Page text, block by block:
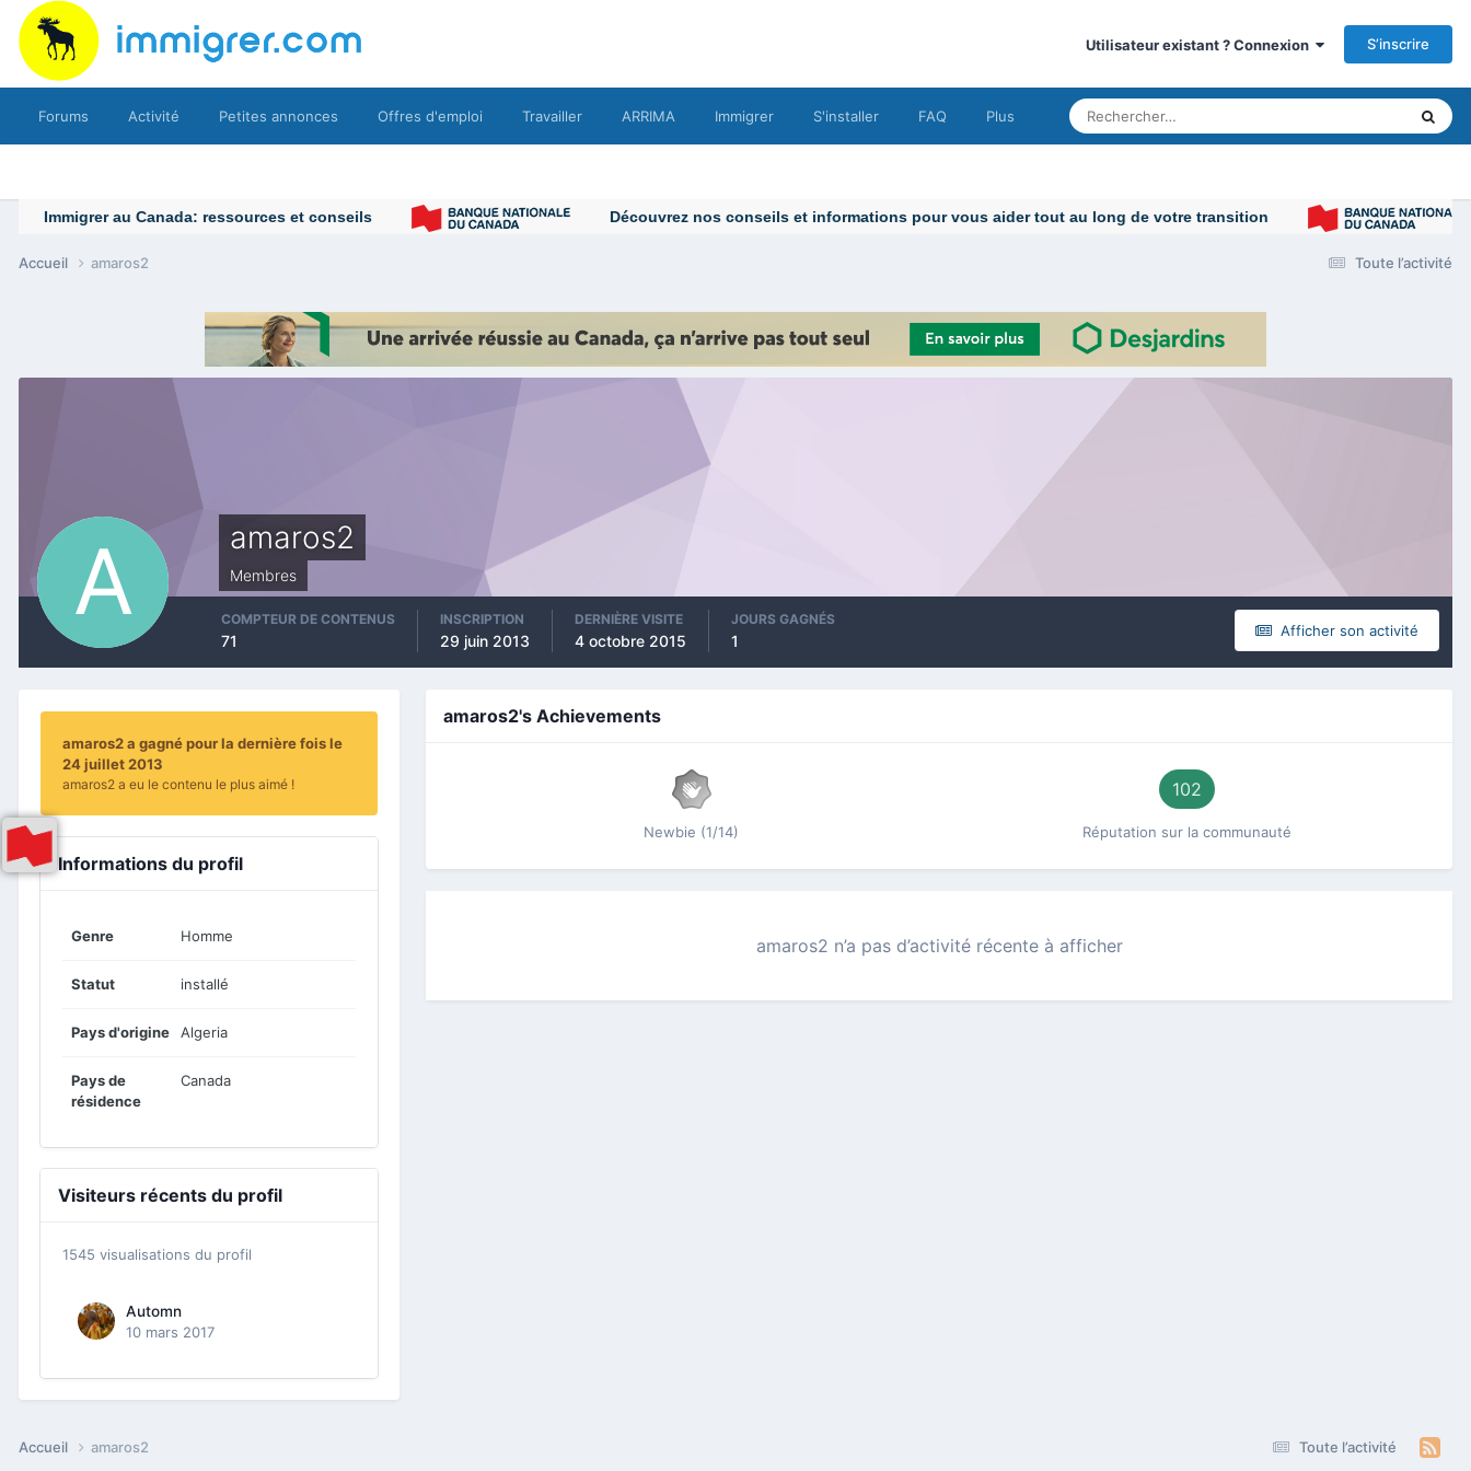
Utilisateur existant ? Connexion S’inscrire
Forums Activité Petites annonces Offres d'emploi Travailler ARRIMA Immigrer S'installer FAQ Plus
Toute l’activité
Accueil amaros2
amaros2
Membres
Afficher son activité
COMPTEUR DE CONTENUS
71
INSCRIPTION
29 juin 2013
DERNIÈRE VISITE
4 octobre 2015
JOURS GAGNÉS
1
amaros2 a gagné pour la dernière fois le
24 juillet 2013
amaros2 a eu le contenu le plus aimé !
Informations du profil
Genre Homme
Statut installé
Pays d'origine Algeria
Pays de
résidence
Canada
Visiteurs récents du profil
1545 visualisations du profil
Automn
10 mars 2017
amaros2's Achievements
Newbie (1/14)
102
Réputation sur la communauté
amaros2 n’a pas d’activité récente à afficher
Toute l’activité
Accueil amaros2